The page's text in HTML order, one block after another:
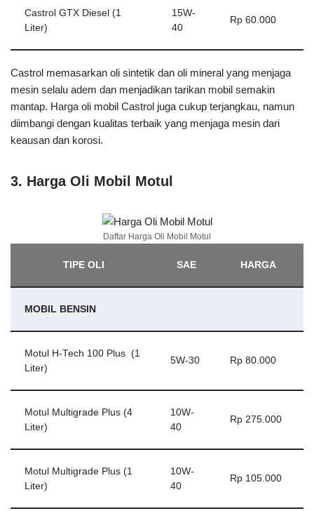
Castrol GTX Diesel (1
Liter)
15W-
40
Rp 60.000
Castrol memasarkan oli sintetik dan oli mineral yang menjaga
mesin selalu adem dan menjadikan tarikan mobil semakin
mantap. Harga oli mobil Castrol juga cukup terjangkau, namun
diimbangi dengan kualitas terbaik yang menjaga mesin dari
keausan dan korosi.
3. Harga Oli Mobil Motul
Daftar Harga Oli Mobil Motul
TIPE OLI SAE HARGA
MOBIL BENSIN
Motul H-Tech 100 Plus (1
Liter)
5W-30 Rp 80.000
Motul Multigrade Plus (4
Liter)
10W-
40
Rp 275.000
Motul Multigrade Plus (1
Liter)
10W-
40
Rp 105.000